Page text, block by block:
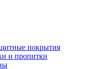
покрытия
и пропитки